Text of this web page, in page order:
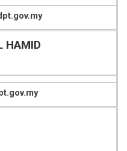
HAMID